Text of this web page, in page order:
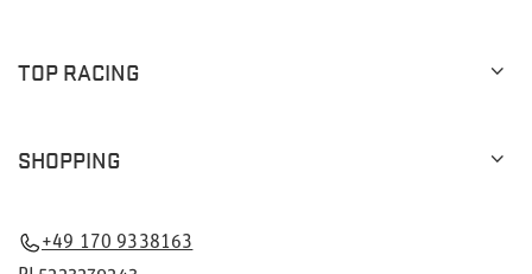
TOP RACING
SHOPPING
+49 170 9338163